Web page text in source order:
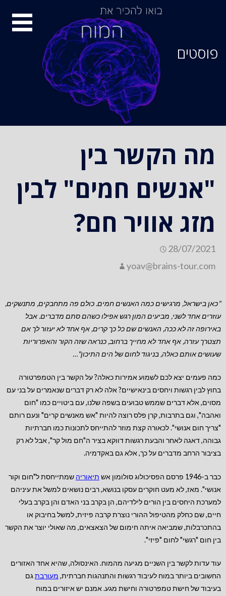
פוסטים
מה הקשר בין
"אנשים חמים" לבין
מזג אוויר חם?
28/07/2021
yoav@brains-tour.com
"כאן בישראל, מרגישים כמה האנשים חמים. כולם פה מתחבקים, מתנשקים,
עוזרים אחד לשני, מביעים המון רגש אפילו כשהם סתם מדברים. אבל
באירופה זה לא ככה, האנשים שם כל כך קרים, אף אחד לא יעזור לך אם
תצטרך עזרה, אף אחד לא מחייך ברחוב, כנראה שזה הקור והאפרוריות
שעושים אותם כאלה, בניגוד לחום של הים התיכון"…
כמה פעמים יצא לכם לשמוע אמירות כאלה? על הקשר בין הטמפרטורה
בחוץ לבין רגשות ויחסים בינאישיים? אלה לא רק דברים שנאמרים על בני עם
מסוים, אלא דברים שממש טבועים בשפה שלנו, עם ביטויים כמו "חום
ואהבה", וגם בתרבות, קרן פלס רוצה להיות "אש מאנשים קרים" ונעם רותם
"צריך חום אנושי". לכאורה קצת מוזר להתייחס לתכונות כמו חברתיות
גבוהה, דאגה לאחר והבעת רגשות דווקא בציר ה"חם מול קר", אבל לא רק
בציבור הרחב מדברים על כך, אלא גם באקדמיה.
כבר ב-1946 פרסם הפסיכולוג סולומון אש תיאוריה שמתייחסת ל"חום וקור
אנושי". מאז, לא מעט חוקרים עסקו בנושא, רבים נושאים למשל את עיניהם
למערכת היחסים בין הורים לילדיהם, הן בקרב בני האדם והן בקרב בעלי
חיים, שם כחלק מהטיפול ההורי נוצרת קרבה פיזית, למשל בחיבוק או
בהתכרבלות, שמביאה איתה חימום של הצאצאים, מה שאולי יוצר את הקשר
בין חום "רגשי" לחום "פיזי".
עוד עדות לקשר בין השניים מגיעה מהמוח. האינסולה, שהיא אחד האזורים
החשובים ביותר במוח לעיבוד רגשות והתנהגות חברתית, מעורבתגם
בעיבוד של חישת טמפרטורה וחישת מגע. אמנם יש איזורים במוח